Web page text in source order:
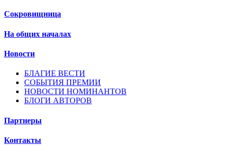
Сокровищница
На общих началах
Новости
БЛАГИЕ ВЕСТИ
СОБЫТИЯ ПРЕМИИ
НОВОСТИ НОМИНАНТОВ
БЛОГИ АВТОРОВ
Партнеры
Контакты